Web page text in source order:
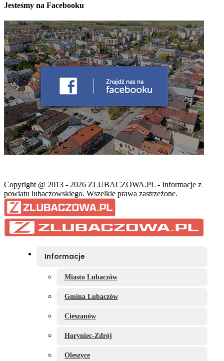
Jesteśmy na Facebooku
Copyright @ 2013 - 2026 ZLUBACZOWA.PL - Informacje z
powiatu lubaczowskiego. Wszelkie prawa zastrzeżone.
Informacje
Miasto Lubaczów
Gmina Lubaczów
Cieszanów
Horyniec-Zdrój
Oleszyce